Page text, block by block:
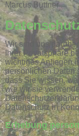
Marcus Büttner
Wir sind uns
Ihrer Privatsphäre
wichtiges Anliegen
persönlichen Daten
dass Sie wissen,
wie wir sie
Datenschutz in
Erhebung